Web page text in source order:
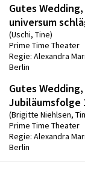
Gutes
universum
(Uschi, Tine)
Prime Time Theater
Regie: Alexandra
Berlin
Gutes
Jubiläumsfolge
(Brigitte Niehlsen,
Prime Time Theater
Regie: Alexandra
Berlin